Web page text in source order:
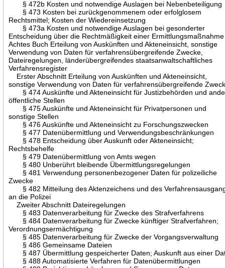
§ 472b Kosten und notwendige Auslagen bei Nebenbeteiligung
§ 473 Kosten bei zurückgenommenem oder erfolglosem
Rechtsmittel; Kosten der Wiedereinsetzung
§ 473a Kosten und notwendige Auslagen bei gesonderter
Entscheidung über die Rechtmäßigkeit einer Ermittlungsmaßnahme
Achtes Buch Erteilung von Auskünften und Akteneinsicht, sonstige
Verwendung von Daten für verfahrensübergreifende Zwecke,
Dateiregelungen, länderübergreifendes staatsanwaltschaftliches
Verfahrensregister
Erster Abschnitt Erteilung von Auskünften und Akteneinsicht,
sonstige Verwendung von Daten für verfahrensübergreifende
§ 474 Auskünfte und Akteneinsicht für Justizbehörden und
öffentliche Stellen
§ 475 Auskünfte und Akteneinsicht für Privatpersonen und
sonstige Stellen
§ 476 Auskünfte und Akteneinsicht zu Forschungszwecken
§ 477 Datenübermittlung und Verwendungsbeschränkungen
§ 478 Entscheidung über Auskunft oder Akteneinsicht;
Rechtsbehelfe
§ 479 Datenübermittlung von Amts wegen
§ 480 Unberührt bleibende Übermittlungsregelungen
§ 481 Verwendung personenbezogener Daten für polizeiliche
Zwecke
§ 482 Mitteilung des Aktenzeichens und des
an die Polizei
Zweiter Abschnitt Dateiregelungen
§ 483 Datenverarbeitung für Zwecke des Strafverfahrens
§ 484 Datenverarbeitung für Zwecke künftiger Strafverfahren;
Verordnungsermächtigung
§ 485 Datenverarbeitung für Zwecke der Vorgangsverwaltung
§ 486 Gemeinsame Dateien
§ 487 Übermittlung gespeicherter Daten; Auskunft aus einer
§ 488 Automatisierte Verfahren für Datenübermittlungen